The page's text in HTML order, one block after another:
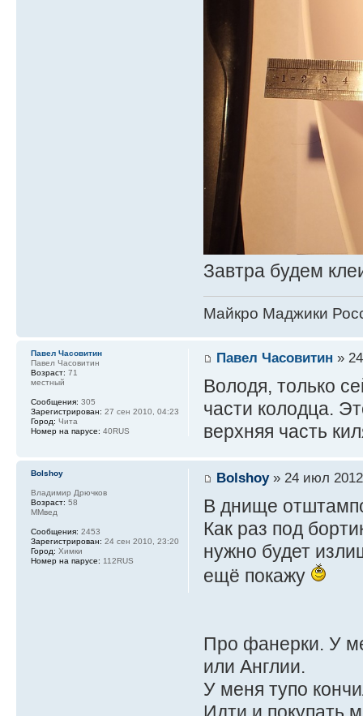
Завтра будем
Майкро Маджики
Павел Часовитин »
Володя, только
части колодца.
верхняя часть
Павел Часовитин
Павел Часовитин
Возраст: 71
местный
Сообщения: 305
Зарегистрирован: 27 сен 2010, 04:23
Город: Чита
Номер на парусе: 40RUS
Bolshoy» 24 июл
В днище
Как раз под
нужно будет
ещё покажу
Про фанерки. У
или Англии.
У меня тупо
Bolshoy
Владимир Дрючков
Возраст: 58
ММвед
Сообщения: 2453
Зарегистрирован: 24 сен 2010, 23:20
Город: Химки
Номер на парусе: 112RUS